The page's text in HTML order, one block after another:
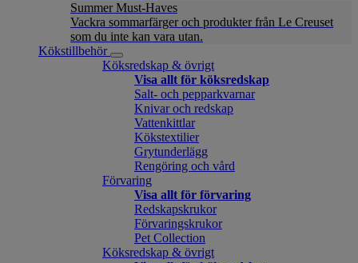
Summer Must-Haves
Vackra sommarfärger och produkter från Le Creuset
som du inte kan vara utan.
Kökstillbehör
Köksredskap & övrigt
Visa allt för köksredskap
Salt- och pepparkvarnar
Knivar och redskap
Vattenkittlar
Kökstextilier
Grytunderlägg
Rengöring och vård
Förvaring
Visa allt för förvaring
Redskapskrukor
Förvaringskrukor
Pet Collection
Köksredskap & övrigt